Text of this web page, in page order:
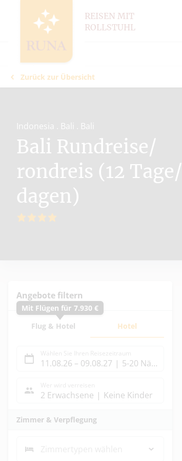
REISEN MIT
ROLLSTUHL
Zurück zur Übersicht
Indonesia . Bali . Bali
Bali Rundreise/
rondreis (12 Tage/
dagen)
4
Angebote filtern
Flug & Hotel Hotel
Mit Flügen für 7.930 €
Wählen Sie Ihren Reisezeitraum
11.08.26 – 09.08.27 5-20 Nächte
Wer wird verreisen
2 Erwachsene Keine Kinder
Zimmer & Verpflegung